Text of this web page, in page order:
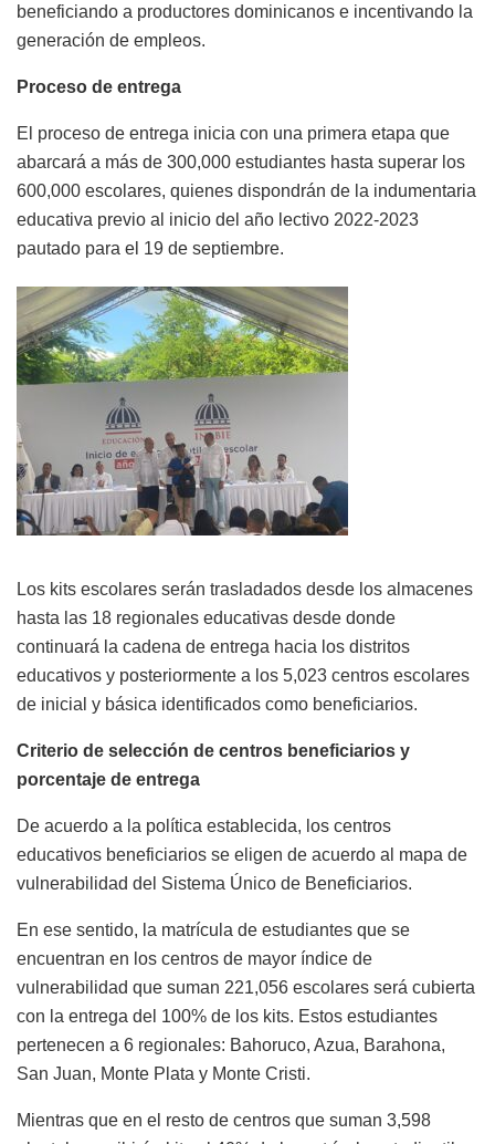
beneficiando a productores dominicanos e incentivando la
generación de empleos.
Proceso de entrega
El proceso de entrega inicia con una primera etapa que
abarcará a más de 300,000 estudiantes hasta superar los
600,000 escolares, quienes dispondrán de la indumentaria
educativa previo al inicio del año lectivo 2022-2023
pautado para el 19 de septiembre.
Los kits escolares serán trasladados desde los almacenes
hasta las 18 regionales educativas desde donde
continuará la cadena de entrega hacia los distritos
educativos y posteriormente a los 5,023 centros escolares
de inicial y básica identificados como beneficiarios.
Criterio de selección de centros beneficiarios y
porcentaje de entrega
De acuerdo a la política establecida, los centros
educativos beneficiarios se eligen de acuerdo al mapa de
vulnerabilidad del Sistema Único de Beneficiarios.
En ese sentido, la matrícula de estudiantes que se
encuentran en los centros de mayor índice de
vulnerabilidad que suman 221,056 escolares será cubierta
con la entrega del 100% de los kits. Estos estudiantes
pertenecen a 6 regionales: Bahoruco, Azua, Barahona,
San Juan, Monte Plata y Monte Cristi.
Mientras que en el resto de centros que suman 3,598